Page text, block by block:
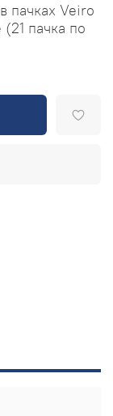
пачках Veiro
пачка по